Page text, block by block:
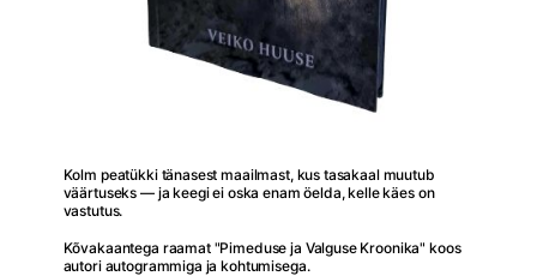
Kolm peatükki tänasest maailmast, kus tasakaal muutub
väärtuseks — ja keegi ei oska enam öelda, kelle käes on
vastutus.
Kõvakaantega raamat "Pimeduse ja Valguse Kroonika" koos
autori autogrammiga ja kohtumisega.